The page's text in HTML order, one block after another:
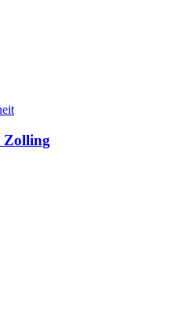
Zolling